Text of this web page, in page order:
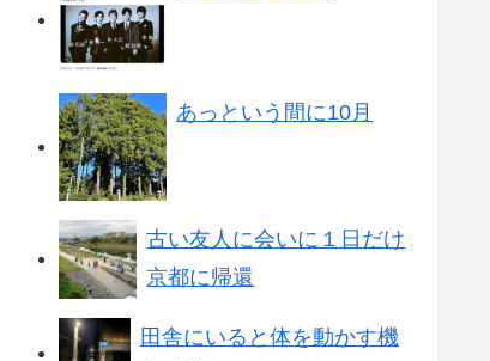
あっという間に10月
古い友人に会いに１日だけ
京都に帰還
田舎にいると体を動かす機